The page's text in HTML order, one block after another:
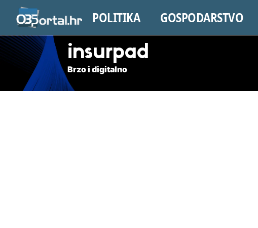
POLITIKA GOSPODARSTVO
insurpad
Brzo i digitalno